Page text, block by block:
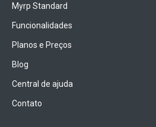
Myrp Standard
Funcionalidades
Planos e Preços
Blog
Central de ajuda
Contato